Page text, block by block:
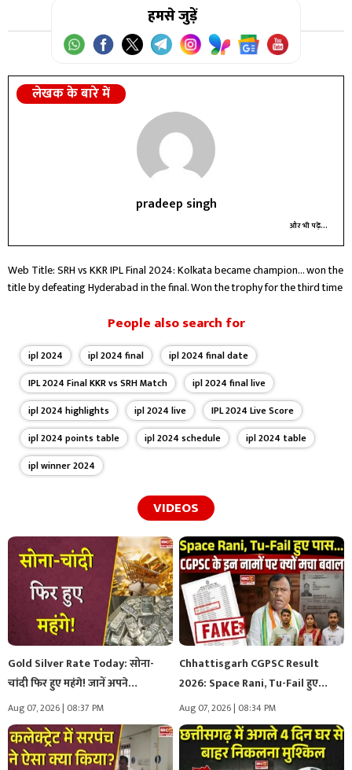
हमसे जुड़ें
लेखक के बारे में
pradeep singh
और भी पढ़ें...
Web Title: SRH vs KKR IPL Final 2024: Kolkata became champion... won the
title by defeating Hyderabad in the final. Won the trophy for the third time
People also search for
ipl 2024 ipl 2024 final
ipl 2024 final date
IPL 2024 Final KKR vs SRH Match
ipl 2024 final live
ipl 2024 highlights
ipl 2024 live
IPL 2024 Live Score
ipl 2024 points table
ipl 2024 schedule
ipl 2024 table
ipl winner 2024
VIDEOS
Gold Silver Rate Today: सोना-
चांदी फिर हुए महंगे! जानें अपने…
Aug 07, 2026 | 08:37 PM
Chhattisgarh CGPSC Result
2026: Space Rani, Tu-Fail हुए
पास… CGPSC…
Aug 07, 2026 | 08:34 PM